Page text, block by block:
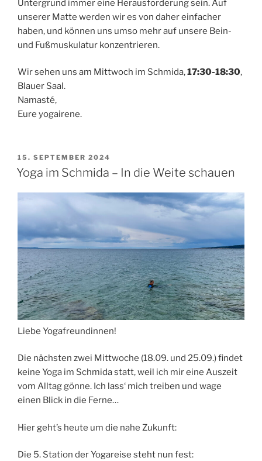
Untergrund immer eine Herausforderung sein. Auf
unserer Matte werden wir es von daher einfacher
haben, und können uns umso mehr auf unsere Bein-
und Fußmuskulatur konzentrieren.
Wir sehen uns am Mittwoch im Schmida,17:30-18:30,
Blauer Saal.
Namasté,
Eure yogairene.
VERÖFFENTLICHT
AM
15. SEPTEMBER 2024
Yoga im Schmida – In die Weite schauen
Liebe Yogafreundinnen!
Die nächsten zwei Mittwoche (18.09. und 25.09.) findet
keine Yoga im Schmida statt, weil ich mir eine Auszeit
vom Alltag gönne. Ich lass‘ mich treiben und wage
einen Blick in die Ferne…
Hier geht’s heute um die nahe Zukunft:
Die 5. Station der Yogareise steht nun fest: